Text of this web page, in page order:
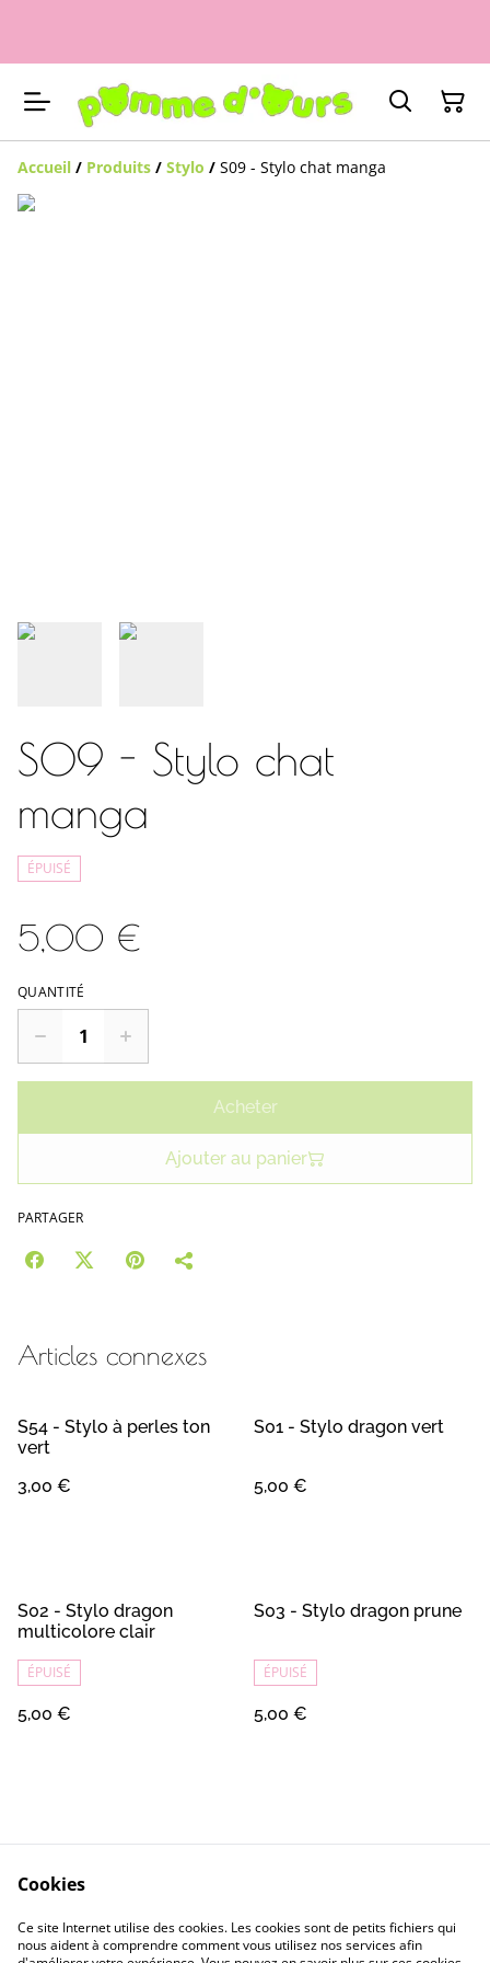
Accueil / Produits / Stylo / S09 - Stylo chat manga
S09 - Stylo chat
manga
ÉPUISÉ
5,00 €
QUANTITÉ
Acheter
Ajouter au panier
PARTAGER
Articles connexes
S54 - Stylo à perles ton
vert
3,00 €
S01 - Stylo dragon vert
5,00 €
S02 - Stylo dragon
multicolore clair
ÉPUISÉ
5,00 €
S03 - Stylo dragon prune
ÉPUISÉ
5,00 €
Contact
Conditions Générales
Confidentialité
Cookie
Cookies
Ce site Internet utilise des cookies. Les cookies sont de petits fichiers qui
nous aident à comprendre comment vous utilisez nos services afin